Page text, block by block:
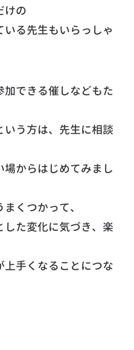
けの
る先生もいらっしゃ
加できる催しなどもた
う方は、先生に相談
からはじめてみまし
くつかって、
た変化に気づき、楽
手くなることにつな